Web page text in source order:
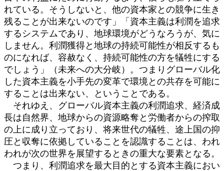
れている。そうしないと、他の資本家との競争に生き
残ることが出来ないのです」「資本主義は利潤を追求
するシステムであり、地球環境がどうなろうが、気に
しません。利潤獲得と地球の持続可能性が相反するも
のになれば、容赦なく、持続可能性の方を犠牲にする
でしょう」（未来への大分岐）。つまりグローバル化
した資本主義を小手先の変革で環境との共存を可能に
することは出来ない、ということである。
それゆえ、グローバル資本主義の利潤追求、経済成
長は自然界、地球からの資源略奪と労働者からの搾取
の上に成り立っており、将来世代の犠牲、途上国の抑
圧と収奪に依拠していることを認識することは、われ
われが次の世界を展望するときの重大な要素となる。
つまり、利潤追求を最大目的とする資本主義におい